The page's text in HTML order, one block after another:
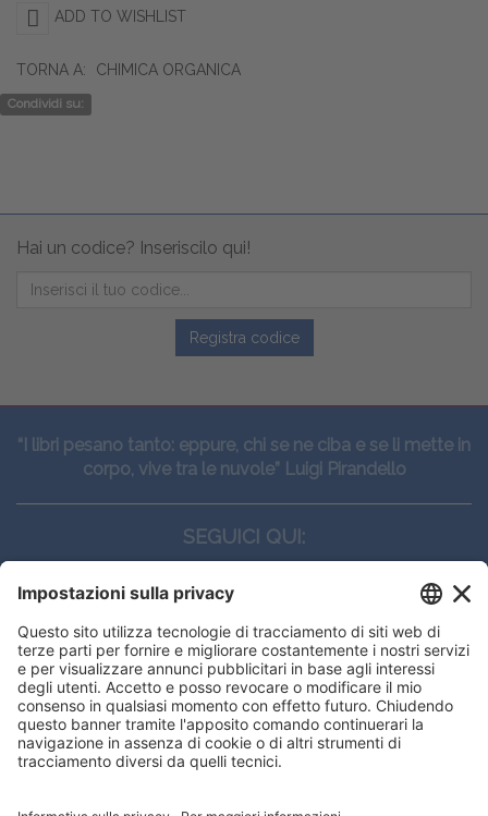
ADD TO WISHLIST
TORNA A: CHIMICA ORGANICA
Condividi su:
Hai un codice? Inseriscilo qui!
Registra codice
“I libri pesano tanto: eppure, chi se ne ciba e se li mette in
corpo, vive tra le nuvole” Luigi Pirandello
SEGUICI QUI:
CONTATTI
Edi.Ermes srl
Viale E. Forlanini, 21 - 20134, Milano
(+39)027021121
E-mail:eeinfo@eenet.it